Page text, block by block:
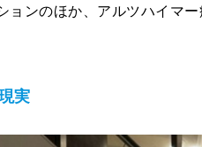
ョンのほか、アルツハイマ
実